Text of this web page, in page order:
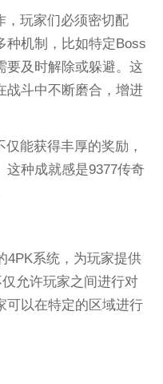
，玩家们必须密切配
种机制，比如特定Boss
要及时解除或躲避。这
战斗中不断磨合，增进
能获得丰厚的奖励，
这种成就感是9377传奇
4PK系统，为玩家提供
允许玩家之间进行对
可以在特定的区域进行